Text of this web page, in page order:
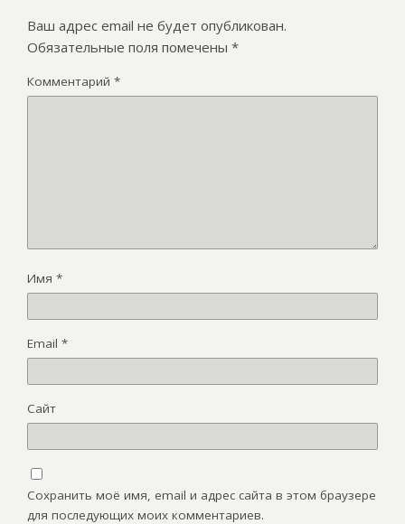
Ваш адрес email не будет опубликован.
Обязательные поля помечены *
Комментарий *
Имя *
Email *
Сайт
Сохранить моё имя, email и адрес сайта в этом браузере
для последующих моих комментариев.